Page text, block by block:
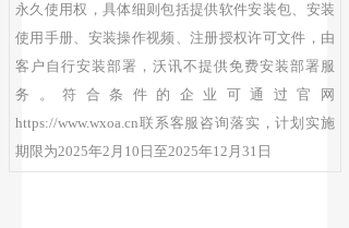
永久使用权，具体细则包括提供软件安装包、安装
使用手册、安装操作视频、注册授权许可文件，由
客户自行安装部署，沃讯不提供免费安装部署服
务。符合条件的企业可通过官网
https://www.wxoa.cn联系客服咨询落实，计划实施
期限为2025年2月10日至2025年12月31日